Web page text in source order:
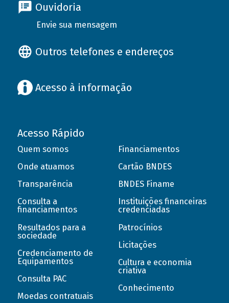
Ouvidoria
Envie sua mensagem
Outros telefones e endereços
Acesso à informação
Acesso Rápido
Quem somos
Onde atuamos
Transparência
Consulta a
financiamentos
Resultados para a
sociedade
Credenciamento de
Equipamentos
Consulta PAC
Moedas contratuais
Financiamentos
Cartão BNDES
BNDES Finame
Instituições financeiras
credenciadas
Patrocínios
Licitações
Cultura e economia
criativa
Conhecimento